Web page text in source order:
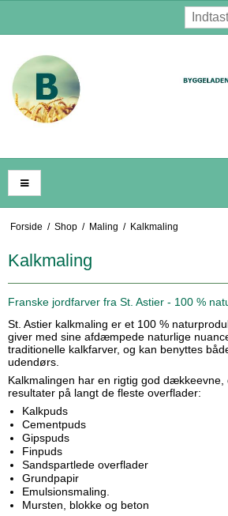
Forside / Shop / Maling / Kalkmaling
Kalkmaling
Franske jordfarver fra St. Astier - 100 %
St. Astier kalkmaling er et 100 %
giver med sine afdæmpede naturlige
traditionelle kalkfarver, og kan benyttes
udendørs.
Kalkmalingen har en rigtig god dækkeevne,
resultater på langt de fleste overflader:
Kalkpuds
Cementpuds
Gipspuds
Finpuds
Sandspartlede overflader
Grundpapir
Emulsionsmaling.
Mursten, blokke og beton